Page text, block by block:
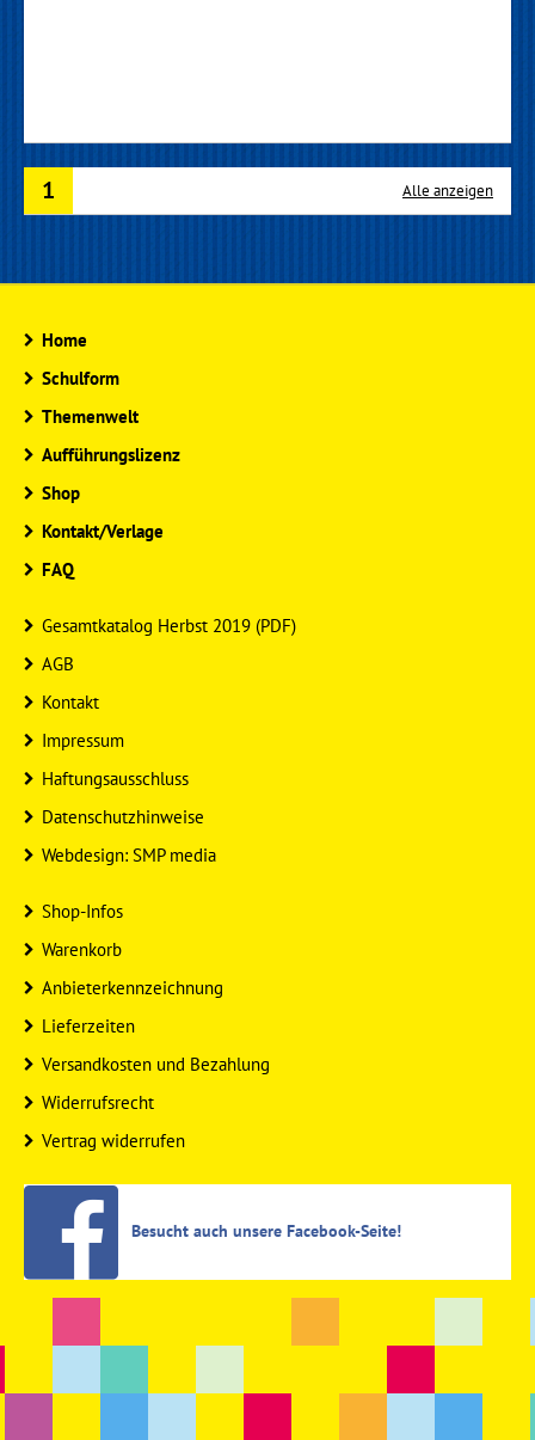
1 Alle anzeigen
Home
Schulform
Themenwelt
Aufführungslizenz
Shop
Kontakt/Verlage
FAQ
Gesamtkatalog Herbst 2019 (PDF)
AGB
Kontakt
Impressum
Haftungsausschluss
Datenschutzhinweise
Webdesign: SMP media
Shop-Infos
Warenkorb
Anbieterkennzeichnung
Lieferzeiten
Versandkosten und Bezahlung
Widerrufsrecht
Vertrag widerrufen
Besucht auch unsere Facebook-Seite!